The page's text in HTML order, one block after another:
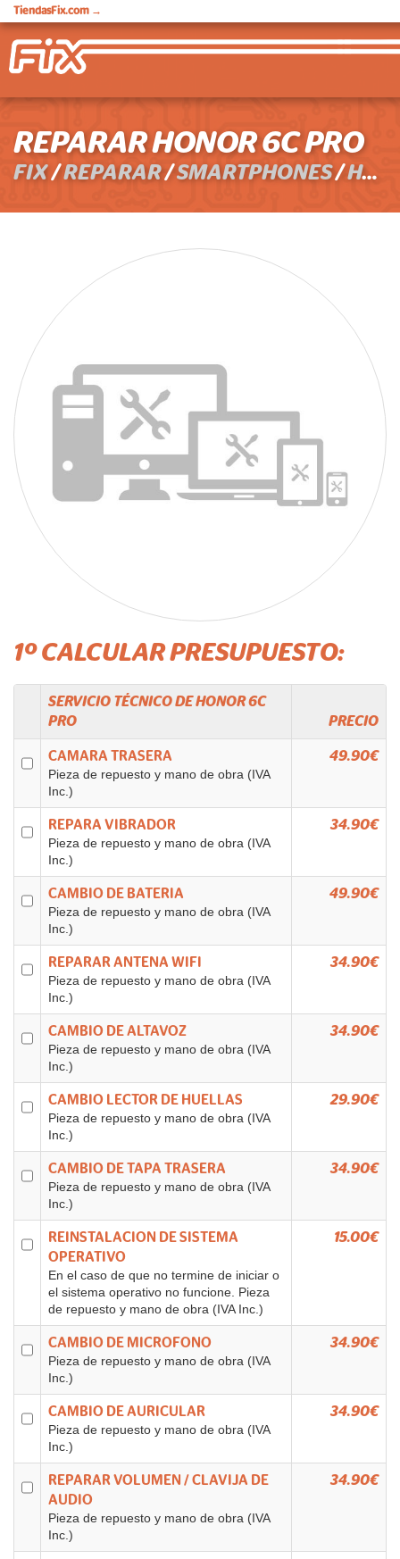
TiendasFix.com →
REPARAR HONOR 6C PRO
FIX/REPARAR/SMARTPHONES/HONOR
1º CALCULAR PRESUPUESTO:
SERVICIO TÉCNICO DEHONOR6C
PRO
PRECIO
CAMARA TRASERA
Pieza de repuesto y mano de obra (IVA
Inc.)
49.90€
REPARA VIBRADOR
Pieza de repuesto y mano de obra (IVA
Inc.)
34.90€
CAMBIO DE BATERIA
Pieza de repuesto y mano de obra (IVA
Inc.)
49.90€
REPARAR ANTENA WIFI
Pieza de repuesto y mano de obra (IVA
Inc.)
34.90€
CAMBIO DE ALTAVOZ
Pieza de repuesto y mano de obra (IVA
Inc.)
34.90€
CAMBIO LECTOR DE HUELLAS
Pieza de repuesto y mano de obra (IVA
Inc.)
29.90€
CAMBIO DE TAPA TRASERA
Pieza de repuesto y mano de obra (IVA
Inc.)
34.90€
REINSTALACION DE SISTEMA
OPERATIVO
En el caso de que no termine de iniciar o
el sistema operativo no funcione. Pieza
de repuesto y mano de obra (IVA Inc.)
15.00€
CAMBIO DE MICROFONO
Pieza de repuesto y mano de obra (IVA
Inc.)
34.90€
CAMBIO DE AURICULAR
Pieza de repuesto y mano de obra (IVA
Inc.)
34.90€
REPARAR VOLUMEN / CLAVIJA DE
AUDIO
Pieza de repuesto y mano de obra (IVA
Inc.)
34.90€